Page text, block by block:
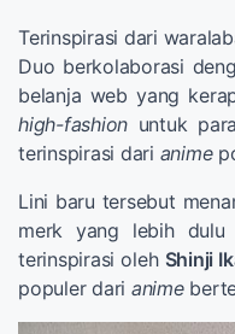
Terinspirasi dari
Duo berkolaborasi
belanja web yang
high-fashion untuk
terinspirasi dari anime
Lini baru tersebut
merk yang lebih dulu
terinspirasi oleh Shinji
populer dari anime